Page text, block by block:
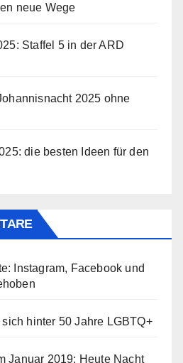
neue Wege
Staffel 5 in der ARD
2025 ohne
die besten Ideen für den
Instagram, Facebook und
sich hinter 50 Jahre LGBTQ+
Januar 2019: Heute Nacht